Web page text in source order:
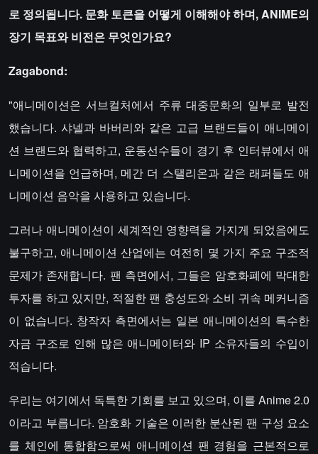
로 정의됩니다. 문화 토큰을 어떻게 이해해야 하며, ANIME의
장기 목표와 비전은 무엇인가요?
Zagabond:
"애니메이션은 서브컬처에서 주류 대중문화의 일부로 발전
했습니다. 샤넬과 바버리와 같은 고급 브랜드들이 애니메이
션 브랜드와 협력하고, 운동선수들이 경기 후 인터뷰에서 애
니메이션을 언급하며, 메간 더 스탤리온과 같은 래퍼들도 애
니메이션 음악을 사용하고 있습니다.
그러나 애니메이션이 세계적인 영향력을 가지게 되었음에도
불구하고, 애니메이션 산업에는 여전히 몇 가지 주요 구조적
문제가 존재합니다. 팬 측면에서, 그들은 암호화폐에 막대한
투자를 하고 있지만, 적절한 팬 충성도와 소비 귀속 메커니즘
이 없습니다. 창작자 측면에서는 일본 애니메이션의 특수한
자금 구조로 인해 많은 애니메이터와 IP 소유자들의 수입이
적습니다.
우리는 여기에서 독특한 기회를 보고 있으며, 이를 Anime 2.0
이라고 부릅니다. 암호화 기술은 이러한 분산된 팬 구성 요소
를 체인에 통합함으로써 애니메이션 팬 경험을 근본적으로